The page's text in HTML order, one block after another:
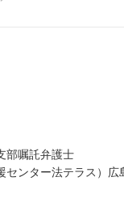
部嘱託弁護士
ンター法テラス）広